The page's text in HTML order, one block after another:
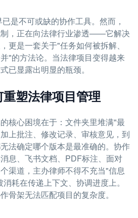
是不可或缺的协作工具。然而，
，正在向法律行业渗透——它解决
更是一套关于"任务如何被拆解、
"的方法论。当法律项目变得越来
已显露出明显的瓶颈。
塑法律项目管理
核心困境在于：文件夹里堆满"最
上批注、修改记录、审核意见，到
法确定哪个版本是最准确的。协作
息、飞书文档、PDF标注、面对
渠道，主办律师不得不充当"信息
耗在传递上下文、协调进度上。
骨架无法匹配项目的复杂度。